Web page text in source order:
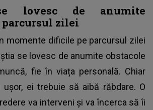
lovesc de anumite
parcursul zilei
momente dificile pe parcursul zilei
se lovesc de anumite obstacole
fie în viața personală. Chiar
ei trebuie să aibă răbdare. O
va interveni și va încerca să îi